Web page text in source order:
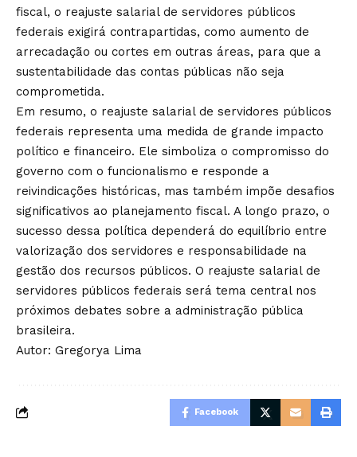
fiscal, o reajuste salarial de servidores públicos
federais exigirá contrapartidas, como aumento de
arrecadação ou cortes em outras áreas, para que a
sustentabilidade das contas públicas não seja
comprometida.
Em resumo, o reajuste salarial de servidores públicos
federais representa uma medida de grande impacto
político e financeiro. Ele simboliza o compromisso do
governo com o funcionalismo e responde a
reivindicações históricas, mas também impõe desafios
significativos ao planejamento fiscal. A longo prazo, o
sucesso dessa política dependerá do equilíbrio entre
valorização dos servidores e responsabilidade na
gestão dos recursos públicos. O reajuste salarial de
servidores públicos federais será tema central nos
próximos debates sobre a administração pública
brasileira.
Autor: Gregorya Lima
Facebook